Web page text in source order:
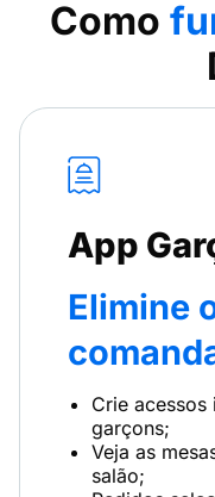
Como
App
Elimine
Crie acessos
garçons;
Veja as
salão;